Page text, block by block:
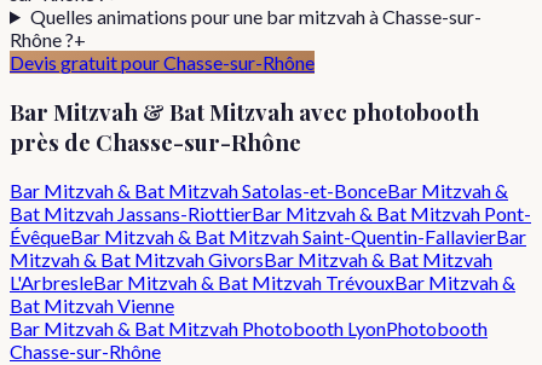
Quelles animations pour une bar mitzvah à Chasse-sur-
Rhône ?+
Devis gratuit pourChasse-sur-Rhône
Bar Mitzvah & Bat Mitzvah avec photobooth
près de Chasse-sur-Rhône
Bar Mitzvah & Bat MitzvahSatolas-et-BonceBar Mitzvah &
Bat Mitzvah Jassans-RiottierBar Mitzvah & Bat Mitzvah Pont-
ÉvêqueBar Mitzvah & Bat MitzvahSaint-Quentin-FallavierBar
Mitzvah & Bat MitzvahGivorsBar Mitzvah & Bat Mitzvah
L'ArbresleBar Mitzvah & Bat Mitzvah TrévouxBar Mitzvah &
Bat MitzvahVienne
Bar Mitzvah & Bat Mitzvah Photobooth LyonPhotobooth
Chasse-sur-Rhône